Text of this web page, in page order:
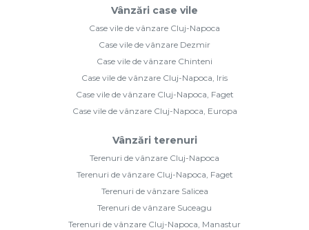
Vânzări case vile
Case vile de vânzare Cluj-Napoca
Case vile de vânzare Dezmir
Case vile de vânzare Chinteni
Case vile de vânzare Cluj-Napoca, Iris
Case vile de vânzare Cluj-Napoca, Faget
Case vile de vânzare Cluj-Napoca, Europa
Vânzări terenuri
Terenuri de vânzare Cluj-Napoca
Terenuri de vânzare Cluj-Napoca, Faget
Terenuri de vânzare Salicea
Terenuri de vânzare Suceagu
Terenuri de vânzare Cluj-Napoca, Manastur